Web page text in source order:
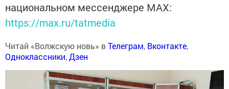
национальном мессенджере MАХ:
https://max.ru/tatmedia
Читай «Волжскую новь» вТелеграм, Вконтакте,
Одноклассники,Дзен